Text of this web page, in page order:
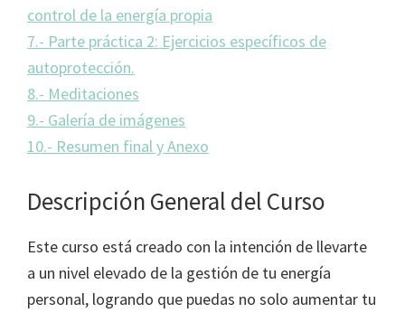
control de la energía propia
7.- Parte práctica 2: Ejercicios específicos de
autoprotección.
8.- Meditaciones
9.- Galería de imágenes
10.- Resumen final y Anexo
Descripción General del Curso
Este curso está creado con la intención de llevarte
a un nivel elevado de la gestión de tu energía
personal, logrando que puedas no solo aumentar tu